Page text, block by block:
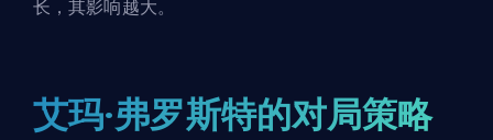
长，其影响越大。
艾玛·弗罗斯特的对局策略